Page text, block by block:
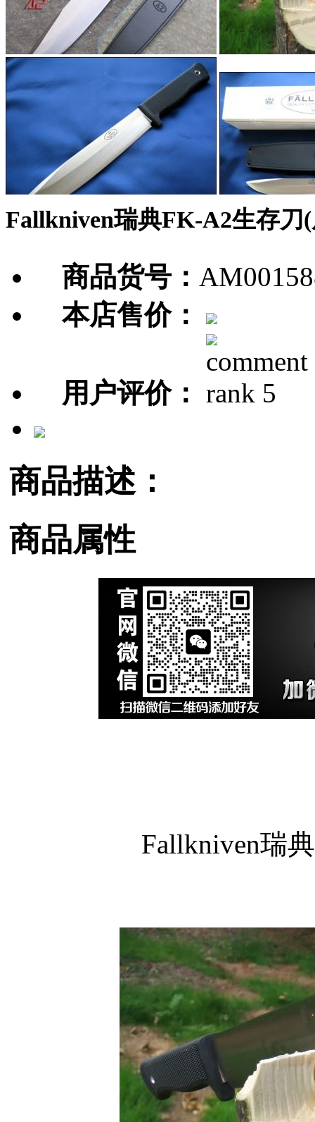
Fallkniven瑞典FK-A2生存刀
商品货号：
本店售价：
用户评价：
商品描述：
商品属性
Fallkniven瑞